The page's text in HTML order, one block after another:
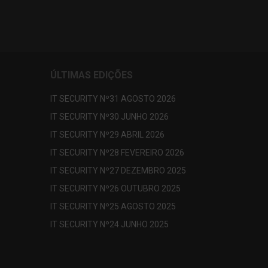
ÚLTIMAS EDIÇÕES
IT SECURITY Nº31 AGOSTO 2026
IT SECURITY Nº30 JUNHO 2026
IT SECURITY Nº29 ABRIL 2026
IT SECURITY Nº28 FEVEREIRO 2026
IT SECURITY Nº27 DEZEMBRO 2025
IT SECURITY Nº26 OUTUBRO 2025
IT SECURITY Nº25 AGOSTO 2025
IT SECURITY Nº24 JUNHO 2025